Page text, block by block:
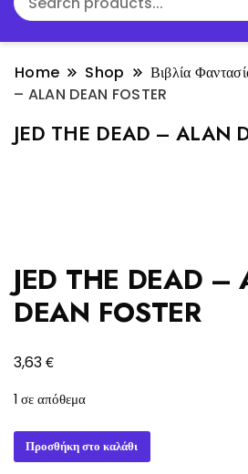
Home Shop Βιβλία
– ALAN DEAN FOSTER
JED THE DEAD – ALAN
JED THE DEAD –
DEAN FOSTER
3,63€
1 σε απόθεμα
JED
THE
Προσθήκη στο καλάθι